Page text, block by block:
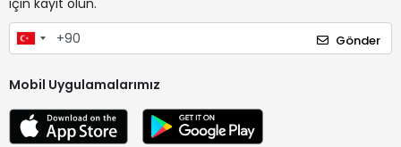
için kayıt olun.
Gönder
Mobil Uygulamalarımız